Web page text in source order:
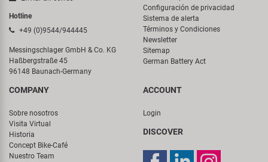
Hotline
+49 (0)9544/944445
Messingschlager GmbH & Co. KG
Haßbergstraße 45
96148 Baunach-Germany
Configuración de privacidad
Sistema de alerta
Términos y Condiciones
Newsletter
Sitemap
German Battery Act
COMPANY
Sobre nosotros
Visita Virtual
Historia
Concept Bike-Café
Nuestro Team
ACCOUNT
Login
DISCOVER